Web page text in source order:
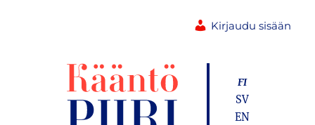
Kirjaudu sisään
FI
SV
EN